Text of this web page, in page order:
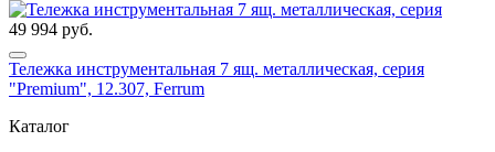
49 994 руб.
Тележка инструментальная 7 ящ. металлическая, серия
"Premium", 12.307, Ferrum
Каталог